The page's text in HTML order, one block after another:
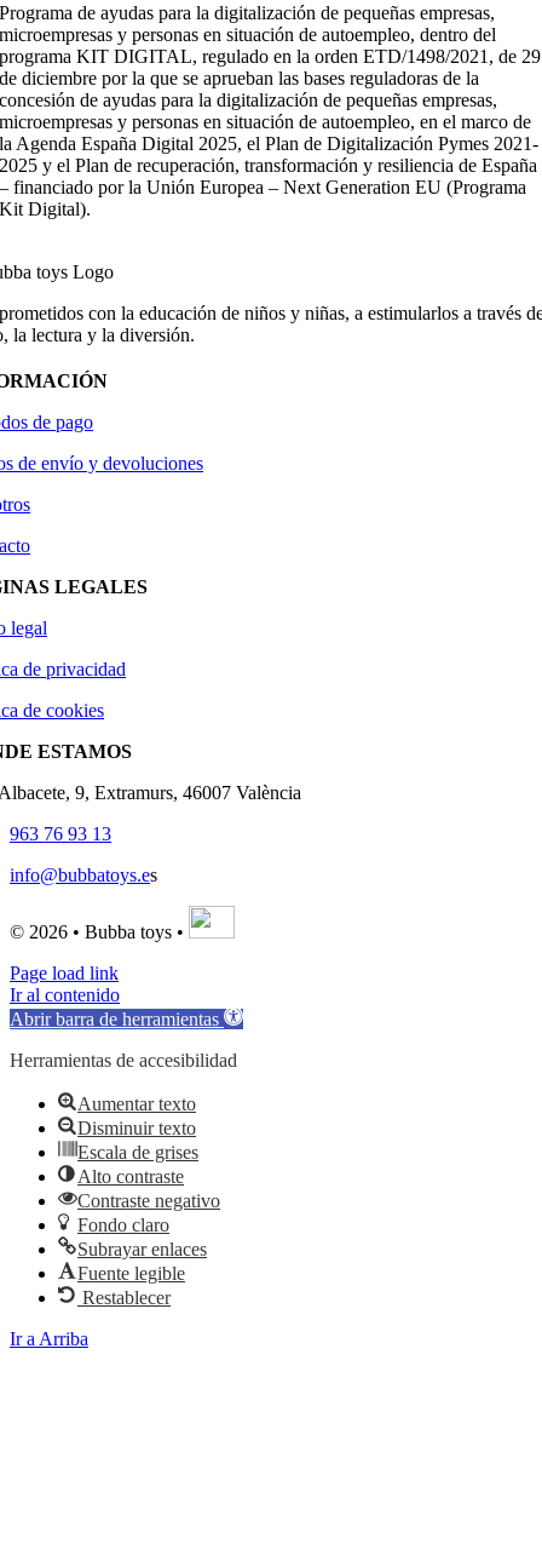
Programa de ayudas para la digitalización de pequeñas empresas,
microempresas y personas en situación de autoempleo, dentro del
programa KIT DIGITAL, regulado en la orden ETD/1498/2021, de 29
de diciembre por la que se aprueban las bases reguladoras de la
concesión de ayudas para la digitalización de pequeñas empresas,
microempresas y personas en situación de autoempleo, en el marco de
la Agenda España Digital 2025, el Plan de Digitalización Pymes 2021-
2025 y el Plan de recuperación, transformación y resiliencia de España
– financiado por la Unión Europea – Next Generation EU (Programa
Kit Digital).
con la educación de niños y niñas, a estimularlos a través
la lectura y la diversión.
de pago
de envío y devoluciones
LEGALES
legal
de privacidad
de cookies
ESTAMOS
9, Extramurs, 46007 València
963 76 93 13
info@bubbatoys.es
© 2026 • Bubba toys •
Page load link
Ir al contenido
Abrir barra de herramientas
Herramientas de accesibilidad
Aumentar texto
Disminuir texto
Escala de grises
Alto contraste
Contraste negativo
Fondo claro
Subrayar enlaces
Fuente legible
Restablecer
Ir a Arriba